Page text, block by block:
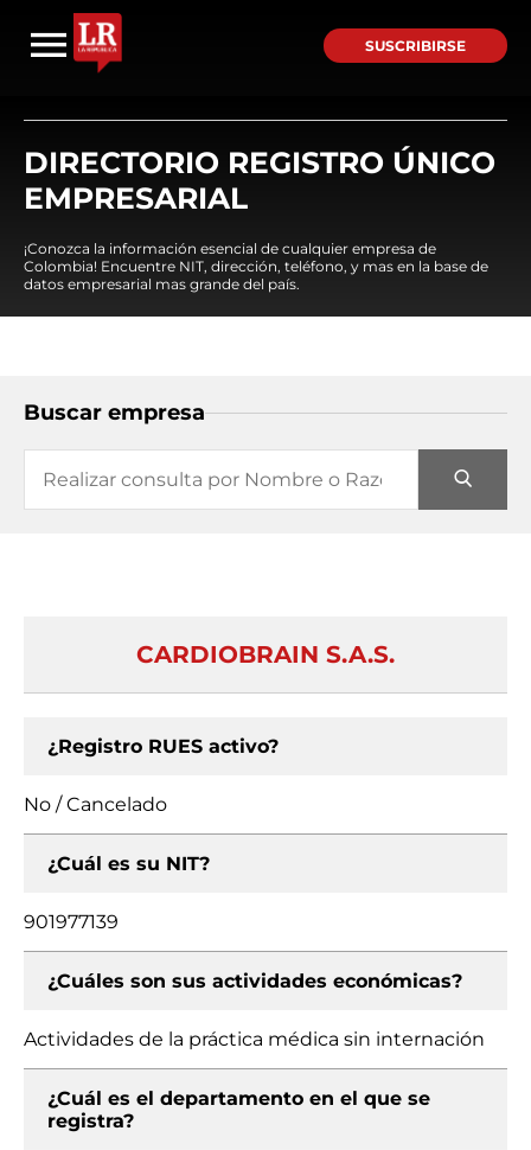
SUSCRIBIRSE
DIRECTORIO REGISTRO ÚNICO
EMPRESARIAL
¡Conozca la información esencial de cualquier empresa de
Colombia! Encuentre NIT, dirección, teléfono, y mas en la base de
datos empresarial mas grande del país.
Buscar empresa
CARDIOBRAIN S.A.S.
¿Registro RUES activo?
No / Cancelado
¿Cuál es su NIT?
901977139
¿Cuáles son sus actividades económicas?
Actividades de la práctica médica sin internación
¿Cuál es el departamento en el que se
registra?